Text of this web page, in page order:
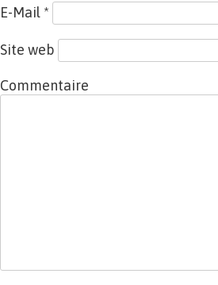
E-Mail *
Site web
Commentaire